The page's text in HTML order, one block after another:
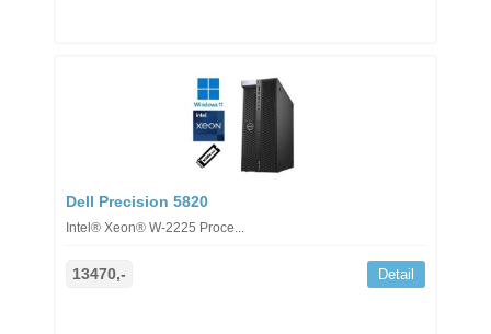
Dell Precision 5820
Intel® Xeon® W-2225 Proce...
13470,- Detail